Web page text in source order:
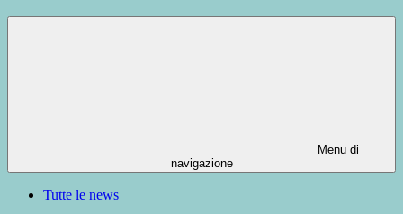
Menu di
navigazione
Tutte le news